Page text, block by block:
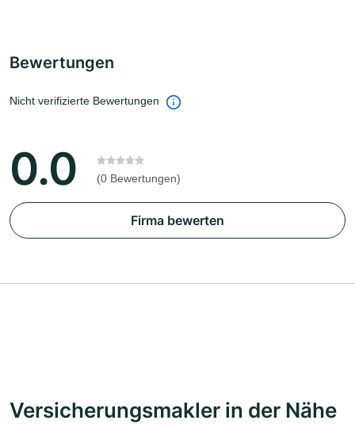
Bewertungen
Nicht verifizierte Bewertungen
0.0 (0 Bewertungen)
Firma bewerten
Versicherungsmakler in der Nähe